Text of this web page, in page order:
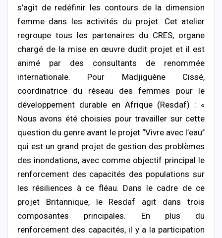
s’agit de redéfinir les contours de la dimension
femme dans les activités du projet. Cet atelier
regroupe tous les partenaires du CRES, organe
chargé de la mise en œuvre dudit projet et il est
animé par des consultants de renommée
internationale. Pour Madjiguène Cissé,
coordinatrice du réseau des femmes pour le
développement durable en Afrique (Resdaf) : «
Nous avons été choisies pour travailler sur cette
question du genre avant le projet ‘’Vivre avec l’eau’’
qui est un grand projet de gestion des problèmes
des inondations, avec comme objectif principal le
renforcement des capacités des populations sur
les résiliences à ce fléau. Dans le cadre de ce
projet Britannique, le Resdaf agit dans trois
composantes principales. En plus du
renforcement des capacités, il y a la participation